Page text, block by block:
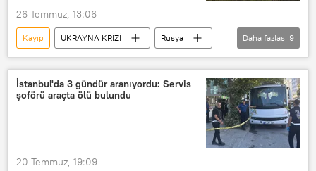
Rus Silahlı Kuvvetleri
26 Temmuz, 13:06
Kayıp UKRAYNA KRİZİ
Rusya
Rusya Savunma Bakanlığı
Rus Silahlı Kuvvetleri
Ukrayna ordusu
Donbass
Ukrayna
İnsansız Hava Aracı (İHA)
Daha fazlası 9
İstanbul'da 3 gündür aranıyordu: Servis
şoförü araçta ölü bulundu
20 Temmuz, 19:09